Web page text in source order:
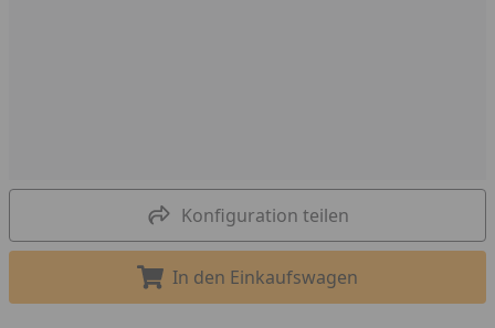
Konfiguration teilen
In den Einkaufswagen legen
In den Einkaufswagen